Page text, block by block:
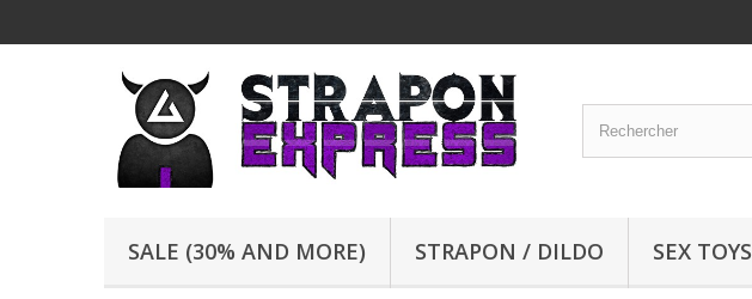
SALE (30% AND MORE) STRAPON / DILDO SEX TOYS